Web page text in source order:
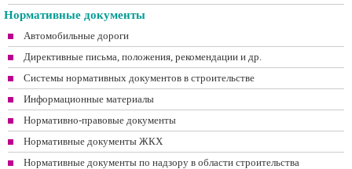
Нормативные документы
Автомобильные дороги
Директивные письма, положения, рекомендации и др.
Системы нормативных документов в строительстве
Информационные материалы
Нормативно-правовые документы
Нормативные документы ЖКХ
Нормативные документы по надзору в области строительства